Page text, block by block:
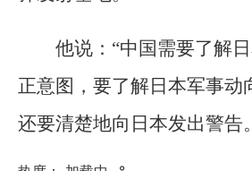
他说：“中国需要了解
正意图，要了解日本军事动
还要清楚地向日本发出警告